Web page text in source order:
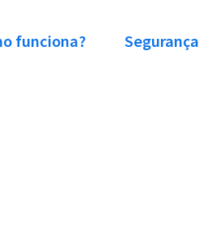
funciona? Segurança